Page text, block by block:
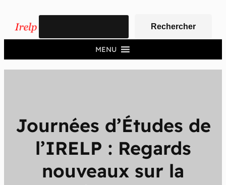
contenu
Rechercher
MENU
Journées d’Études de
l’IRELP : Regards
nouveaux sur la